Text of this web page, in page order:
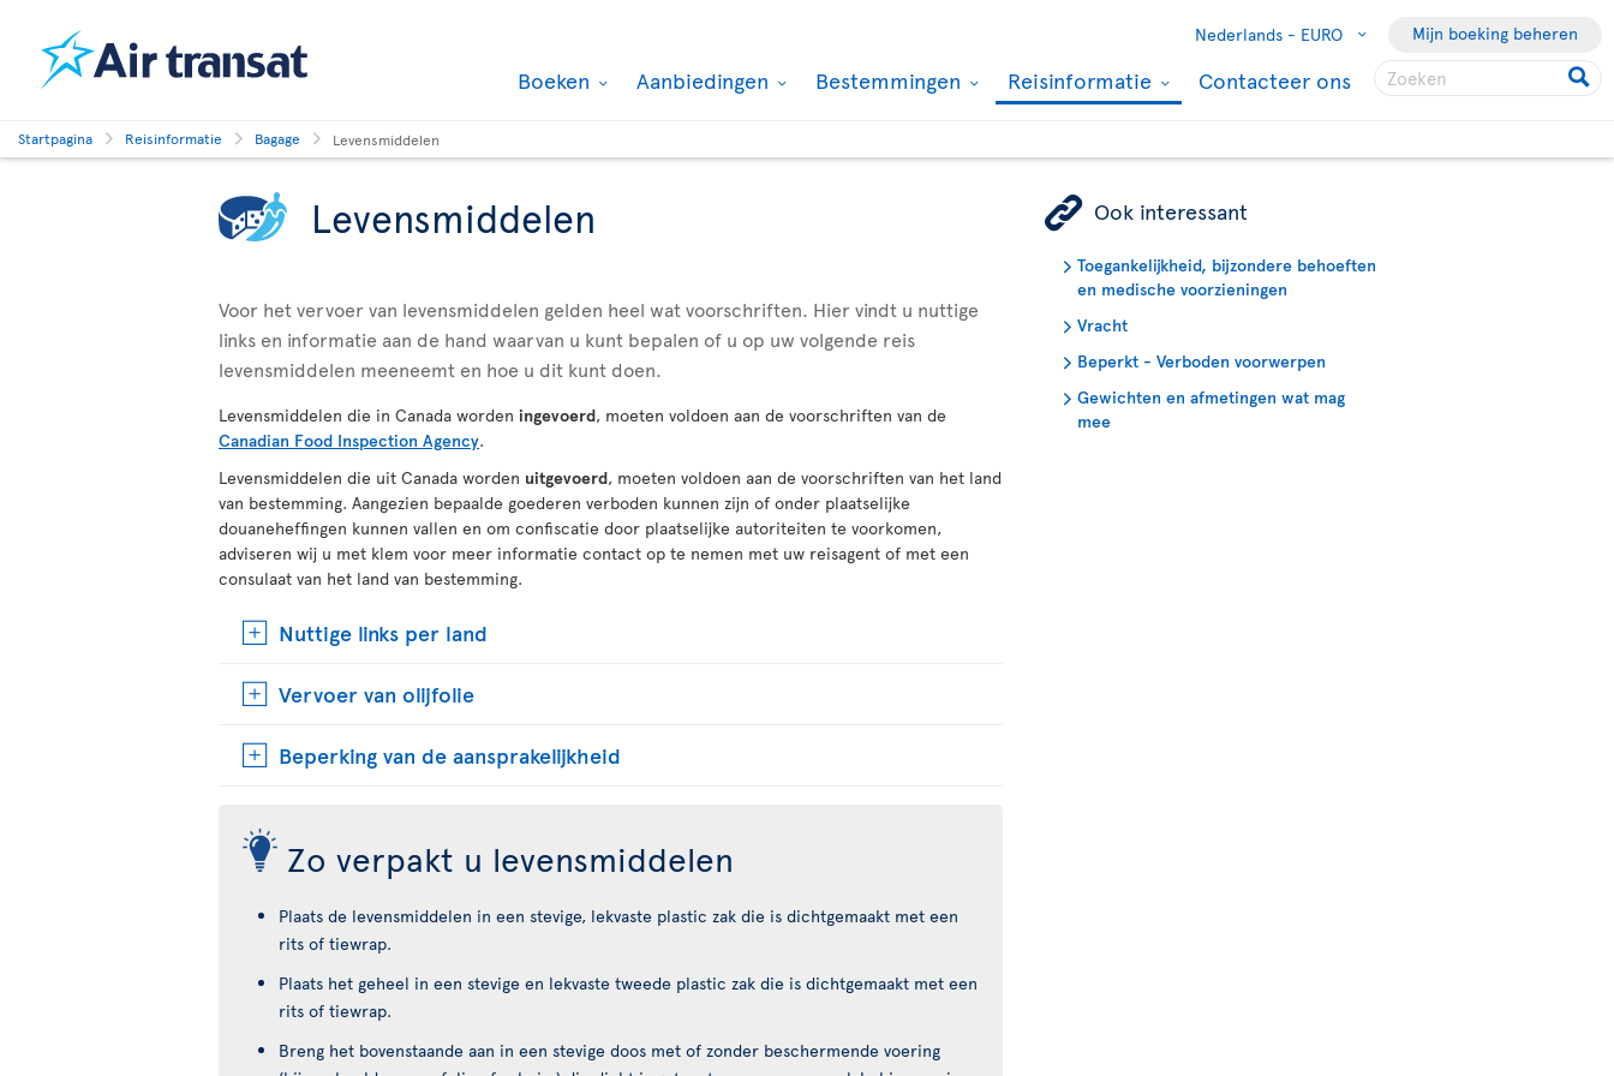
Nederlands - EURO Mijn boeking beheren
Boeken Aanbiedingen Bestemmingen Reisinformatie Contacteer ons
Startpagina Reisinformatie Bagage Levensmiddelen
Levensmiddelen
Voor het vervoer van levensmiddelen gelden heel wat voorschriften. Hier vindt u nuttige
links en informatie aan de hand waarvan u kunt bepalen of u op uw volgende reis
levensmiddelen meeneemt en hoe u dit kunt doen.
Levensmiddelen die in Canada worden ingevoerd, moeten voldoen aan de voorschriften van de
Canadian Food Inspection Agency.
Levensmiddelen die uit Canada worden uitgevoerd, moeten voldoen aan de voorschriften van het land
van bestemming. Aangezien bepaalde goederen verboden kunnen zijn of onder plaatselijke
douaneheffingen kunnen vallen en om confiscatie door plaatselijke autoriteiten te voorkomen,
adviseren wij u met klem voor meer informatie contact op te nemen met uw reisagent of met een
consulaat van het land van bestemming.
Nuttige links per land
Vervoer van olijfolie
Beperking van de aansprakelijkheid
Zo verpakt u levensmiddelen
Plaats de levensmiddelen in een stevige, lekvaste plastic zak die is dichtgemaakt met een
rits of tiewrap.
Plaats het geheel in een stevige en lekvaste tweede plastic zak die is dichtgemaakt met een
rits of tiewrap.
Breng het bovenstaande aan in een stevige doos met of zonder beschermende voering
ÿ Ook interessant
Toegankelijkheid, bijzondere behoeften
en medische voorzieningen
Vracht
Beperkt - Verboden voorwerpen
Gewichten en afmetingen wat mag
mee